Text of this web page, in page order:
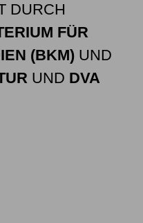
DURCH
FÜR
(BKM) UND
UND DVA